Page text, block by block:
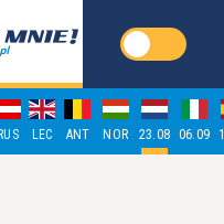
RUS LEC ANT NOR 23.08 06.09